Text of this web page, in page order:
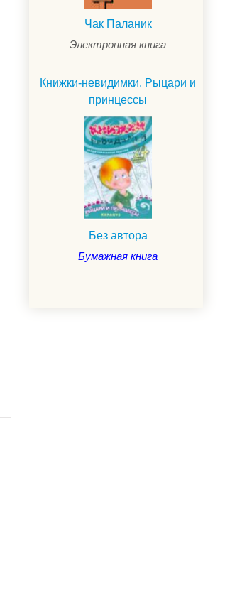
Чак Паланик
Электронная книга
Книжки-невидимки. Рыцари и
принцессы
Без автора
Бумажная книга